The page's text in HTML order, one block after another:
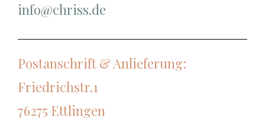
info@chriss.de
Postanschrift & Anlieferung:
Friedrichstr.1
76275 Ettlingen